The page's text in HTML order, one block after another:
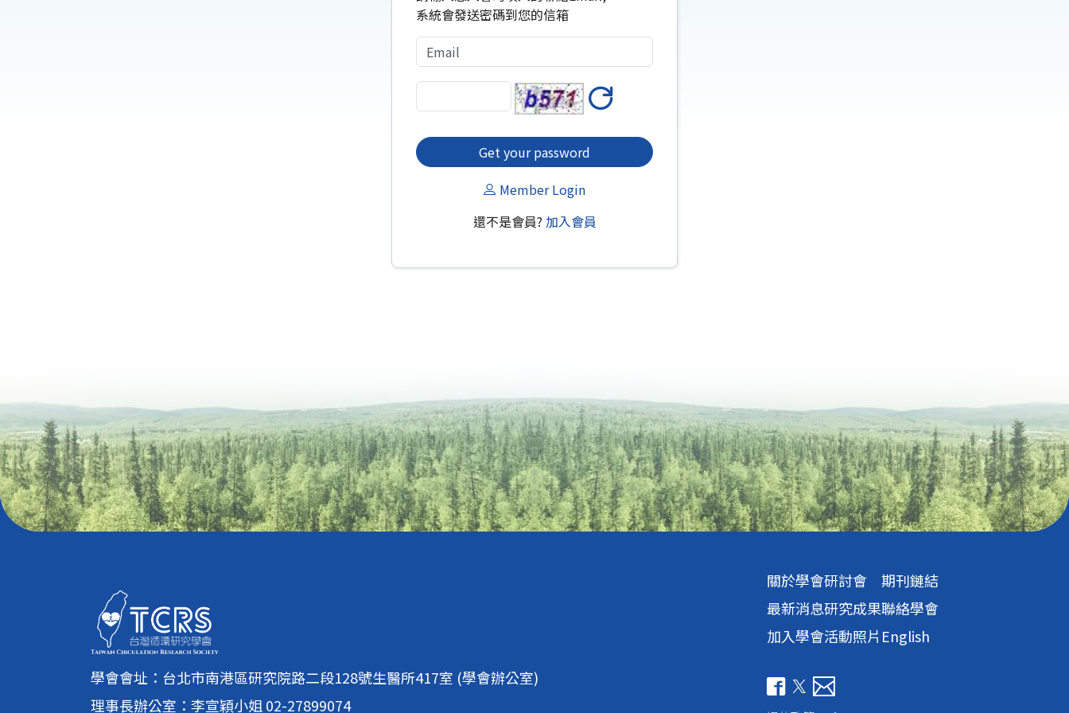
系統會發送密碼到您的信箱
Get your password
Member Login
還不是會員? 加入會員
學會會址：台北市南港區研究院路二段128號生醫所417室 (學會辦公室)
理事長辦公室：李宣穎小姐 02-27899074
關於學會
最新消息
加入學會
研討會
研究成果
活動照片
期刊鏈結
聯絡學會
English